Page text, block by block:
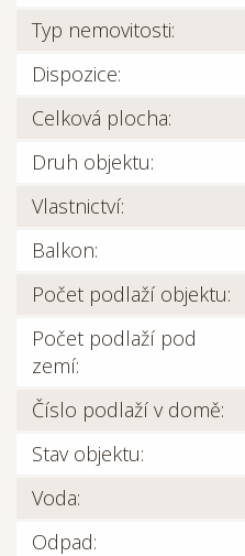
Typ nemovitosti:
Dispozice:
Celková plocha:
Druh objektu:
Vlastnictví:
Balkon:
Počet podlaží objektu:
Počet podlaží pod
zemí:
Číslo podlaží v domě:
Stav objektu:
Voda:
Odpad: